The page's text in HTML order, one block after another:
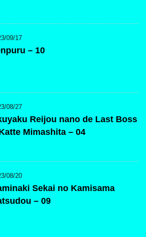
09/17
– 10
08/27
Reijou nano de Last Boss
Mimashita – 04
08/20
Sekai no Kamisama
– 09